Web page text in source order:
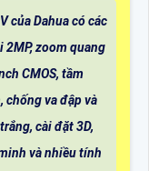
của Dahua có các
zoom quang
CMOS, tầm
chống va đập và
cài đặt 3D,
và nhiều tính